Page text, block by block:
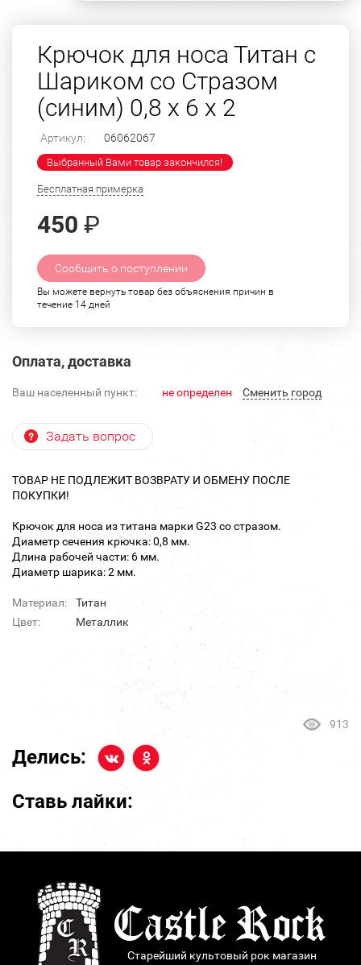
Крючок для носа Титан с
Шариком со Стразом
(синим) 0,8 х 6 х 2
Артикул: 06062067
Выбранный Вами товар закончился!
Бесплатная примерка
450 ₽
Сообщить о поступлении
Вы можете вернуть товар без объяснения причин в
течение 14 дней
Оплата, доставка
Ваш населенный пункт: не определен Cменить город
Задать вопрос
ТОВАР НЕ ПОДЛЕЖИТ ВОЗВРАТУ И ОБМЕНУ ПОСЛЕ
ПОКУПКИ!
Крючок для носа из титана марки G23 со стразом.
Диаметр сечения крючка: 0,8 мм.
Длина рабочей части: 6 мм.
Диаметр шарика: 2 мм.
Материал:
Титан
Цвет:
Металлик
913
Делись:
Ставь лайки:
Старейший культовый рок магазин